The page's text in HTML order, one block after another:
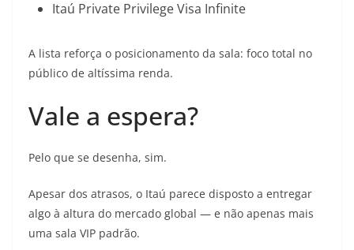
Itaú Private Privilege Visa Infinite
A lista reforça o posicionamento da sala: foco total no
público de altíssima renda.
Vale a espera?
Pelo que se desenha, sim.
Apesar dos atrasos, o Itaú parece disposto a entregar
algo à altura do mercado global — e não apenas mais
uma sala VIP padrão.